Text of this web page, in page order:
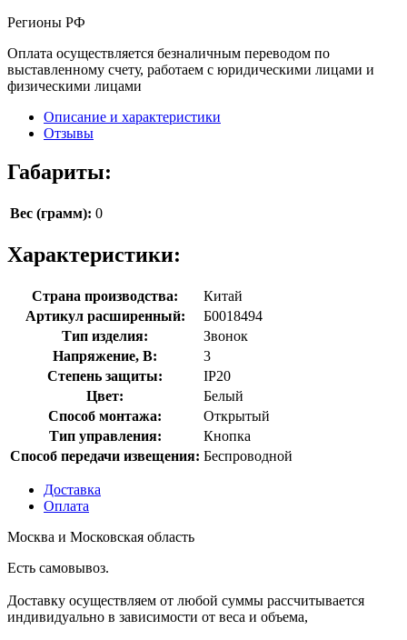
Регионы РФ
Оплата осуществляется безналичным переводом по
выставленному счету, работаем с юридическими лицами и
физическими лицами
Описание и характеристики
Отзывы
Габариты:
Вес (грамм): 0
Характеристики:
Страна производства:
Китай
Артикул расширенный:
Б0018494
Тип изделия:
Звонок
Напряжение, В:
3
Степень защиты:
IP20
Цвет:
Белый
Способ монтажа:
Открытый
Тип управления:
Кнопка
Способ передачи извещения: Беспроводной
Доставка
Оплата
Москва и Московская область
Есть самовывоз.
Доставку осуществляем от любой суммы рассчитывается
индивидуально в зависимости от веса и объема,